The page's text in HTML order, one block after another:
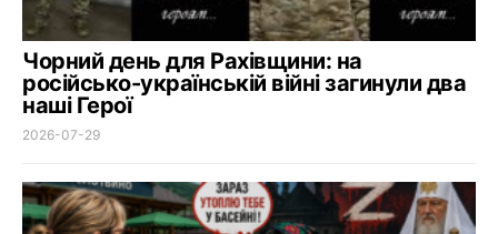
Чорний день для Рахівщини: на
російсько-українській війні загинули два
наші Герої
2026-07-29